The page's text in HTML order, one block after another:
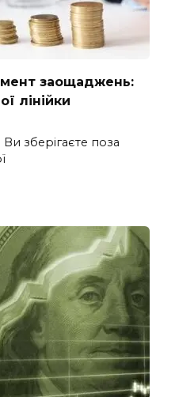
заощаджень:
лінійки
Ви зберігаєте поза